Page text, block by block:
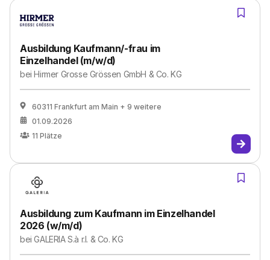
Ausbildung Kaufmann/-frau im
Einzelhandel (m/w/d)
beiHirmer Grosse Grössen GmbH & Co. KG
60311 Frankfurt am Main + 9 weitere
01.09.2026
11 Plätze
Ausbildung zum Kaufmann im Einzelhandel
2026 (w/m/d)
beiGALERIA S.à r.l. & Co. KG